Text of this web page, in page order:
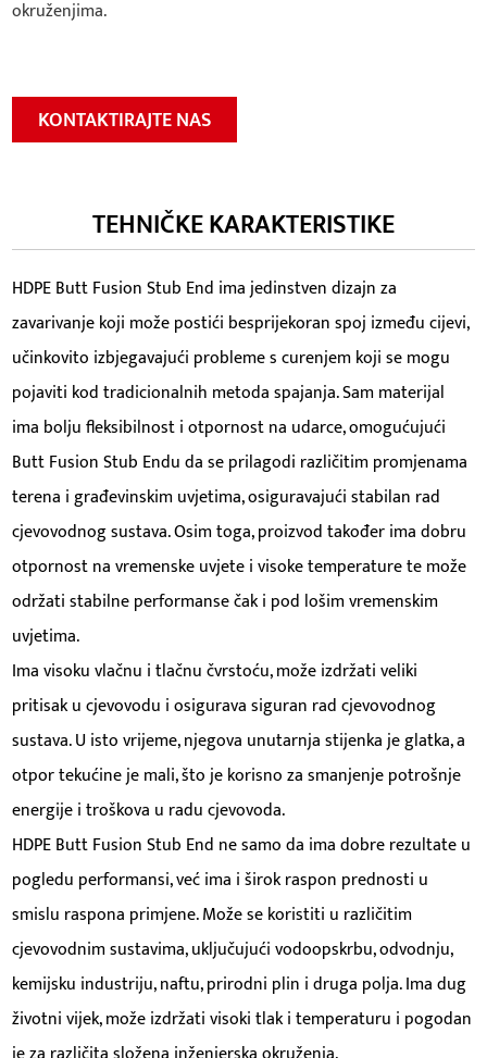
okruženjima.
KONTAKTIRAJTE NAS
TEHNIČKE KARAKTERISTIKE
HDPE Butt Fusion Stub End ima jedinstven dizajn za
zavarivanje koji može postići besprijekoran spoj između cijevi,
učinkovito izbjegavajući probleme s curenjem koji se mogu
pojaviti kod tradicionalnih metoda spajanja. Sam materijal
ima bolju fleksibilnost i otpornost na udarce, omogućujući
Butt Fusion Stub Endu da se prilagodi različitim promjenama
terena i građevinskim uvjetima, osiguravajući stabilan rad
cjevovodnog sustava. Osim toga, proizvod također ima dobru
otpornost na vremenske uvjete i visoke temperature te može
održati stabilne performanse čak i pod lošim vremenskim
uvjetima.
Ima visoku vlačnu i tlačnu čvrstoću, može izdržati veliki
pritisak u cjevovodu i osigurava siguran rad cjevovodnog
sustava. U isto vrijeme, njegova unutarnja stijenka je glatka, a
otpor tekućine je mali, što je korisno za smanjenje potrošnje
energije i troškova u radu cjevovoda.
HDPE Butt Fusion Stub End ne samo da ima dobre rezultate u
pogledu performansi, već ima i širok raspon prednosti u
smislu raspona primjene. Može se koristiti u različitim
cjevovodnim sustavima, uključujući vodoopskrbu, odvodnju,
kemijsku industriju, naftu, prirodni plin i druga polja. Ima dug
životni vijek, može izdržati visoki tlak i temperaturu i pogodan